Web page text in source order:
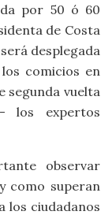
por 50 ó 60
de Costa
desplegada
comicios en
segunda vuelta
los expertos
observar
como superan
los ciudadanos